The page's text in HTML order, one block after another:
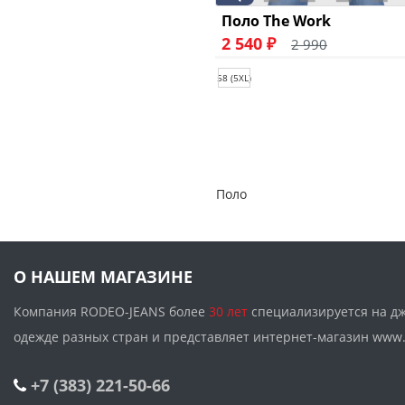
Поло The Work
2 540 ₽ 2 990
58 (5XL)
Поло
О НАШЕМ МАГАЗИНЕ
Компания RODEO-JEANS более 30 лет специализируется на
одежде разных стран и представляет интернет-магазин
+7 (383) 221-50-66